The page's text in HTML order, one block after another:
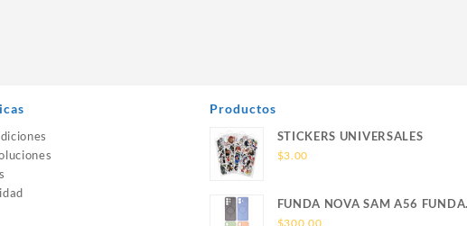
Productos
STICKERS UNIVERSALES
$3.00
FUNDA NOVA SAM A56 FUNDA
SILICONA SIN SOPORTE
$300.00